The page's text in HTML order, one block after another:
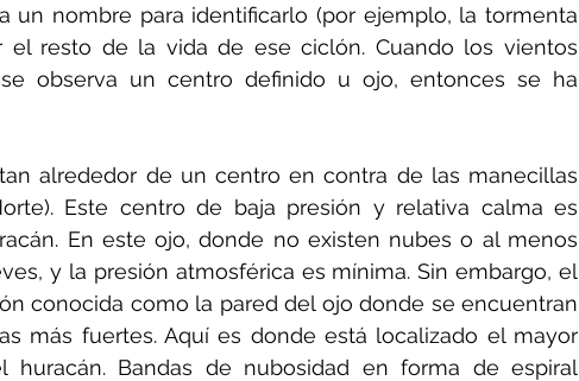
un nombre para identificarlo (por ejemplo, la tormenta
el resto de la vida de ese ciclón. Cuando los vientos
observa un centro definido u ojo, entonces se ha
alrededor de un centro en contra de las manecillas
Este centro de baja presión y relativa calma es
En este ojo, donde no existen nubes o al menos
y la presión atmosférica es mínima. Sin embargo, el
conocida como la pared del ojo donde se encuentran
más fuertes. Aquí es donde está localizado el mayor
huracán. Bandas de nubosidad en forma de espiral